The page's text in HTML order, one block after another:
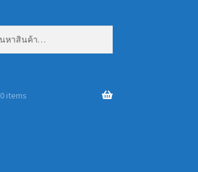
0 items